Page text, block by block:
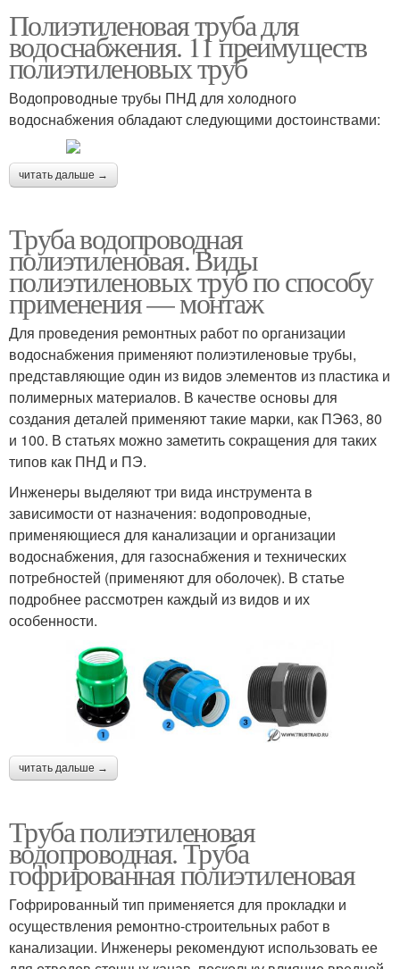
Полиэтиленовая труба для
водоснабжения. 11 преимуществ
полиэтиленовых труб
Водопроводные трубы ПНД для холодного
водоснабжения обладают следующими достоинствами:
читать дальше →
Труба водопроводная
полиэтиленовая. Виды
полиэтиленовых труб по способу
применения — монтаж
Для проведения ремонтных работ по организации
водоснабжения применяют полиэтиленовые трубы,
представляющие один из видов элементов из пластика и
полимерных материалов. В качестве основы для
создания деталей применяют такие марки, как ПЭ63, 80
и 100. В статьях можно заметить сокращения для таких
типов как ПНД и ПЭ.
Инженеры выделяют три вида инструмента в
зависимости от назначения: водопроводные,
применяющиеся для канализации и организации
водоснабжения, для газоснабжения и технических
потребностей (применяют для оболочек). В статье
подробнее рассмотрен каждый из видов и их
особенности.
читать дальше →
Труба полиэтиленовая
водопроводная. Труба
гофрированная полиэтиленовая
Гофрированный тип применяется для прокладки и
осуществления ремонтно-строительных работ в
канализации. Инженеры рекомендуют использовать ее